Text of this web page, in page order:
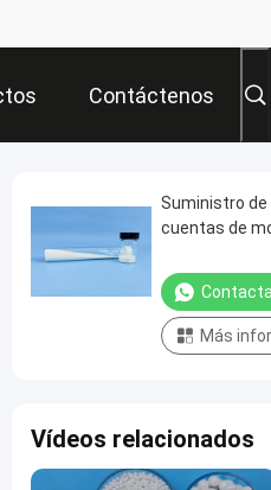
Contáctenos
Suministro
cuentas de
Más
Vídeos relacionados